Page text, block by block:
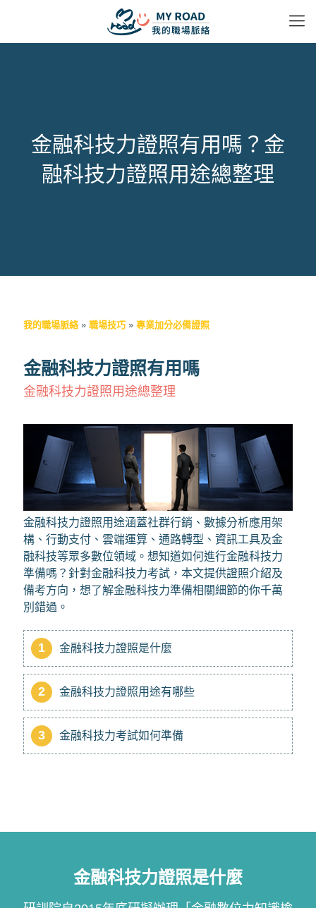
金融科技力證照有用嗎？金
融科技力證照用途總整理
我的職場脈絡 » 職場技巧 » 專業加分必備證照
金融科技力證照有用嗎
金融科技力證照用途總整理
金融科技力證照用途涵蓋社群行銷、數據分析應用架
構、行動支付、雲端運算、通路轉型、資訊工具及金
融科技等眾多數位領域。想知道如何進行金融科技力
準備嗎？針對金融科技力考試，本文提供證照介紹及
備考方向，想了解金融科技力準備相關細節的你千萬
別錯過。
1 金融科技力證照是什麼
2 金融科技力證照用途有哪些
3 金融科技力考試如何準備
金融科技力證照是什麼